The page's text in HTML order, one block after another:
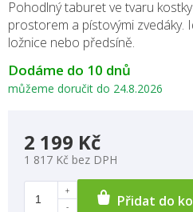
Dodáme do 10 dnů
můžeme doručit do 24.8.2026
Pohodlný taburet ve tvaru
prostorem a pístovými zvedáky.
ložnice nebo předsíně.
2 199 Kč
1 817 Kč bez DPH
Přidat do